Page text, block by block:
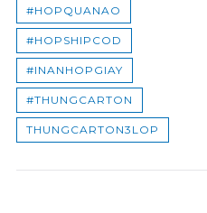
#HOPQUANAO
#HOPSHIPCOD
#INANHOPGIAY
#THUNGCARTON
THUNGCARTON3LOP